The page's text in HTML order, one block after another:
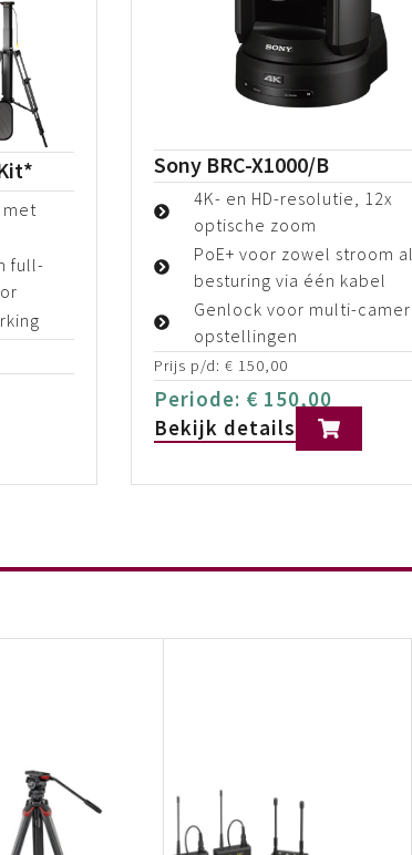
met
full-
Sony BRC-X1000/B
4K- en HD-resolutie, 12x
optische zoom
PoE+ voor zowel stroom
besturing via één kabel
Genlock voor multi-
opstellingen
Prijs p/d: € 150,00
Periode: € 150,00
Bekijk details